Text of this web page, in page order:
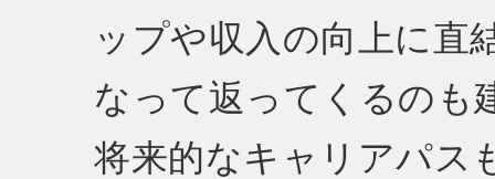
ップや収入の向上に直
なって返ってくるのも
将来的なキャリアパス